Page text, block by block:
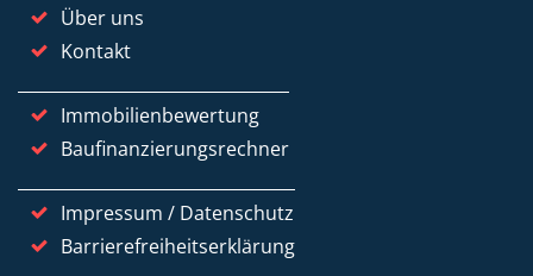
Über uns
Kontakt
Immobilienbewertung
Baufinanzierungsrechner
Impressum / Datenschutz
Barrierefreiheitserklärung